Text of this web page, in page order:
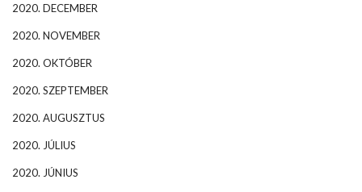
2020. DECEMBER
2020. NOVEMBER
2020. OKTÓBER
2020. SZEPTEMBER
2020. AUGUSZTUS
2020. JÚLIUS
2020. JÚNIUS